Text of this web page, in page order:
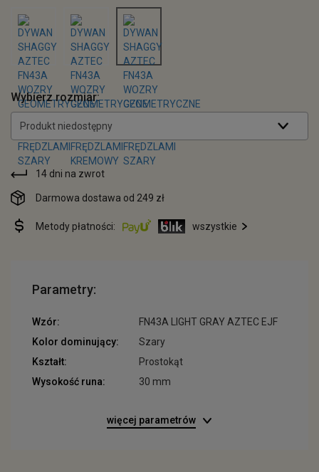
Wybierz rozmiar:
Produkt niedostępny
14 dni na zwrot
Darmowa dostawa od 249 zł
Metody płatności: wszystkie
Parametry:
Wzór:
FN43A LIGHT GRAY AZTEC EJF
Kolor dominujący:
Szary
Kształt:
Prostokąt
Wysokość runa:
30 mm
więcej parametrów